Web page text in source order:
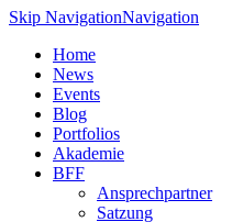
Skip NavigationNavigation
Home
News
Events
Blog
Portfolios
Akademie
BFF
Ansprechpartner
Satzung